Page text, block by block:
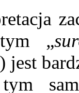
„
jest